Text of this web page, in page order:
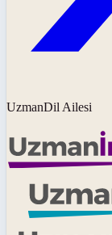
UzmanDil Ailesi